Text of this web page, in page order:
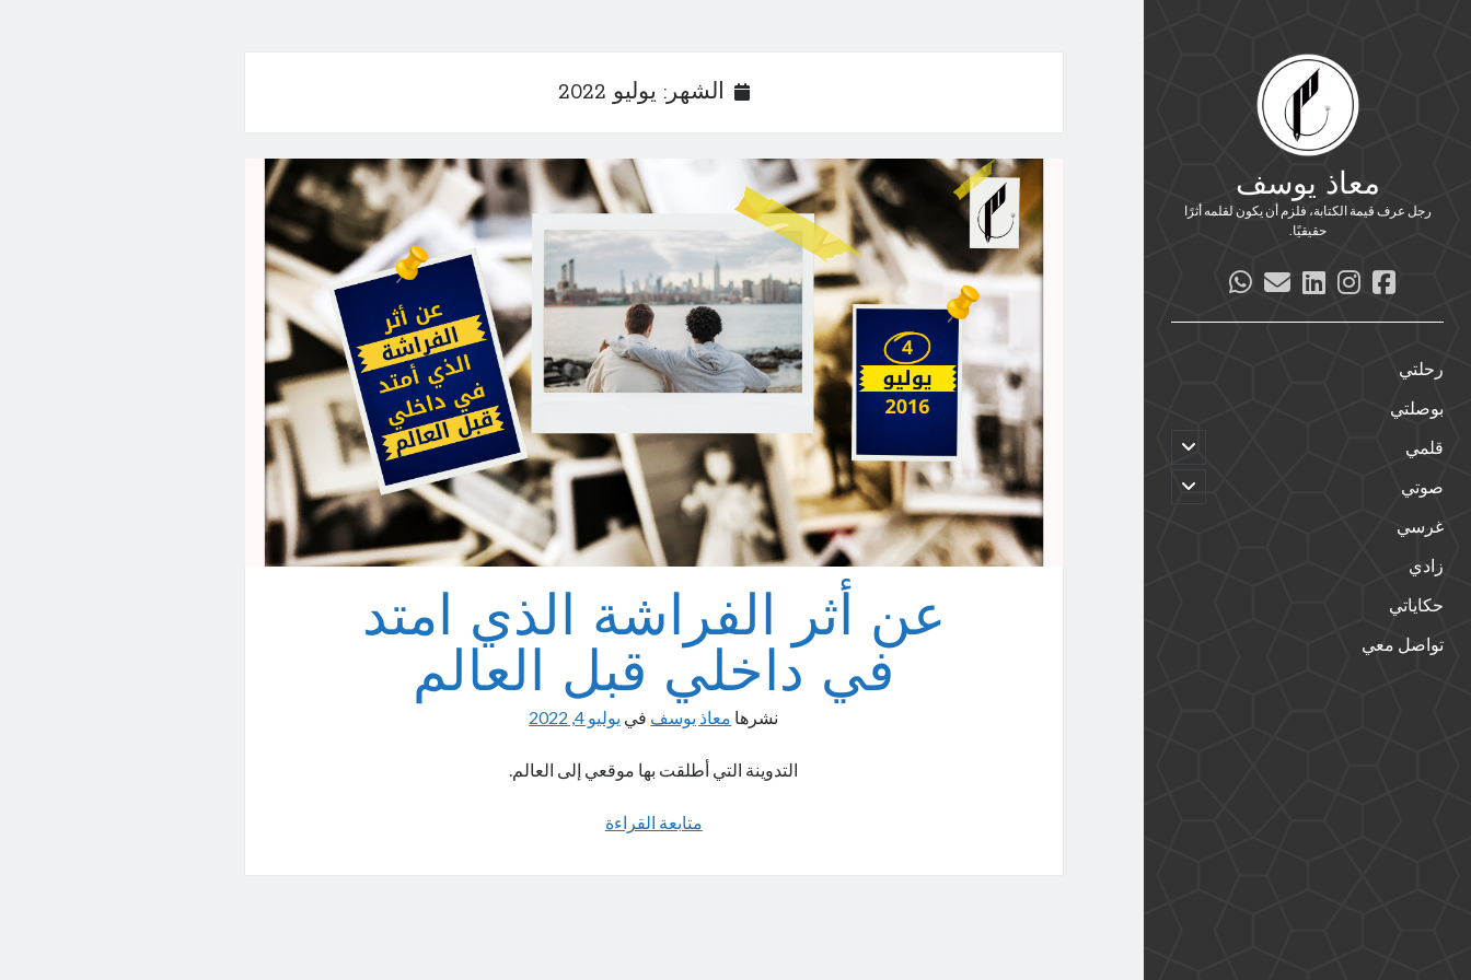
معاذ يوسف
رجل عرف قيمة الكتابة، فلزم أن يكون لقلمه أثرًا
حقيقيًا.
facebook
instagram
linkedin
email
whatsapp
رحلتي
بوصلتي
قلمي
افتح
القائمة
الفرعية
صوتي
افتح
القائمة
غرسي
زادي
حكاياتي
تواصل معي
الشهر: يوليو 2022
عن أثر الفراشة الذي امتد
في داخلي قبل العالم
نشرها معاذ يوسف في يوليو 4, 2022
التدوينة التي أطلقت بها موقعي إلى العالم.
متابعة القراءة